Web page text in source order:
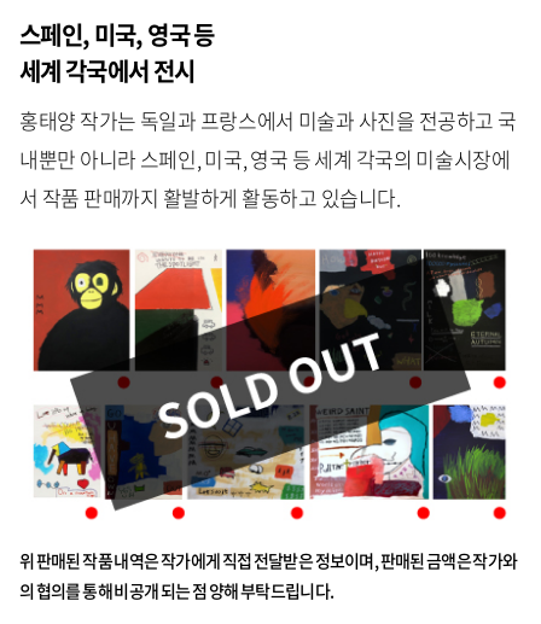
스페인, 미국, 영국 등
세계 각국에서 전시
홍태양 작가는 독일과 프랑스에서 미술과 사진을 전공하고 국
내뿐만 아니라 스페인, 미국, 영국 등 세계 각국의 미술시장에
서 작품 판매까지 활발하게 활동하고 있습니다.
위 판매된 작품 내역은 작가에게 직접 전달받은 정보이며, 판매된 금액은 작가와
의 협의를 통해 비공개 되는 점 양해 부탁드립니다.